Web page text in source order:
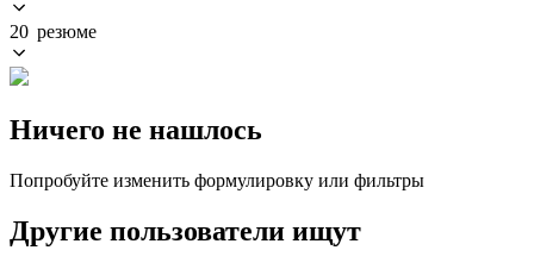
20 резюме
Ничего не нашлось
Попробуйте изменить формулировку или фильтры
Другие пользователи ищут